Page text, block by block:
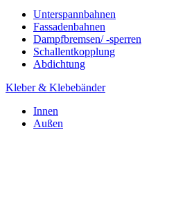
Unterspannbahnen
Fassadenbahnen
Dampfbremsen/ -sperren
Schallentkopplung
Abdichtung
Kleber & Klebebänder
Innen
Außen